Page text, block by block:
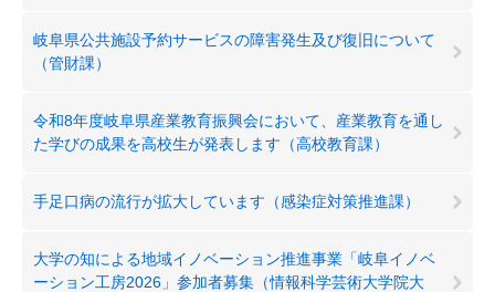
岐阜県公共施設予約サービスの障害発生及び復旧について
（管財課）
令和8年度岐阜県産業教育振興会において、産業教育を通し
た学びの成果を高校生が発表します（高校教育課）
手足口病の流行が拡大しています（感染症対策推進課）
大学の知による地域イノベーション推進事業「岐阜イノベ
ーション工房2026」参加者募集（情報科学芸術大学院大